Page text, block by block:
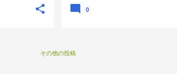
0
その他の投稿